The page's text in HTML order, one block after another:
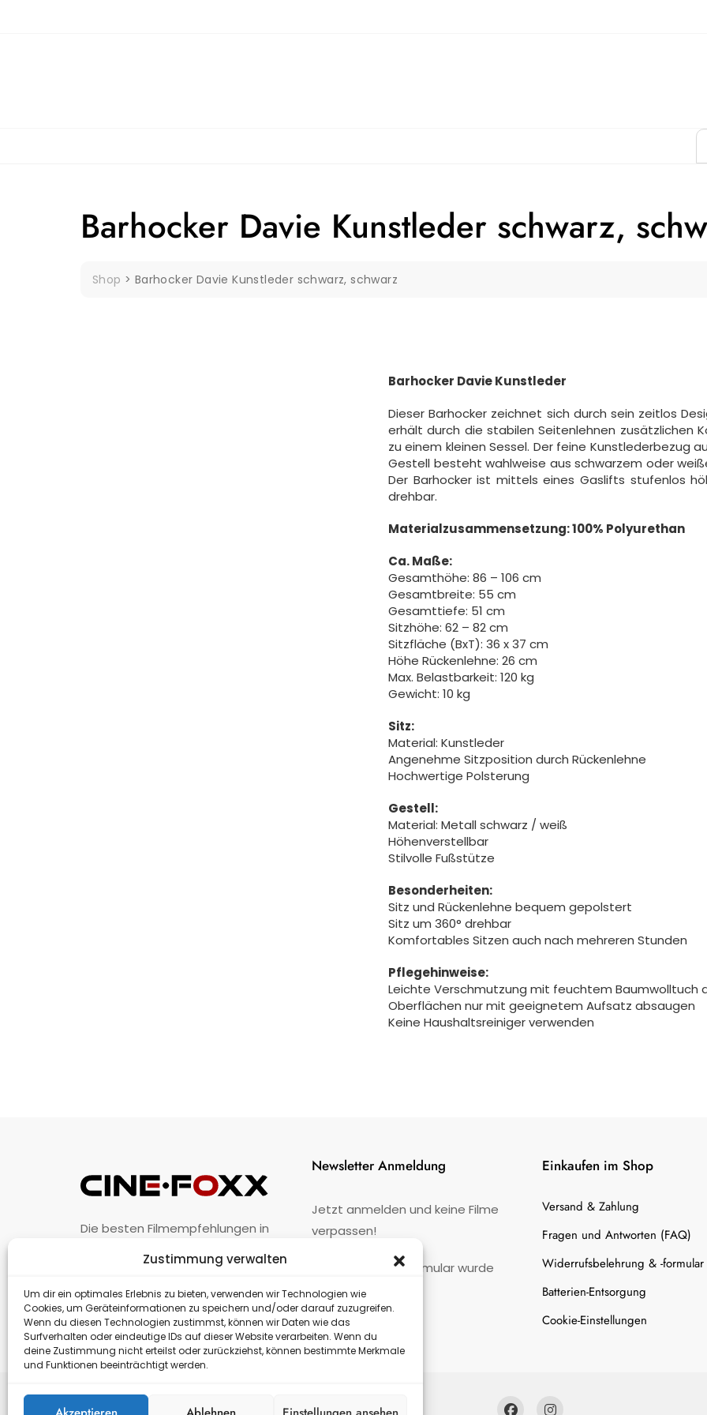
Zustimmung verwalten
Um dir ein optimales Erlebnis zu bieten, verwenden wir Technologien wie
Cookies, um Geräteinformationen zu speichern und/oder darauf zuzugreifen.
Wenn du diesen Technologien zustimmst, können wir Daten wie das
Surfverhalten oder eindeutige IDs auf dieser Website verarbeiten. Wenn du
deine Zustimmung nicht erteilst oder zurückziehst, können bestimmte Merkmale
und Funktionen beeinträchtigt werden.
Barhocker Davie Kunstleder schwarz,
Shop > Barhocker Davie Kunstleder schwarz, schwarz
Barhocker Davie Kunstleder
Dieser Barhocker zeichnet sich durch sein zeitlos
erhält durch die stabilen Seitenlehnen zusätzlichen
zu einem kleinen Sessel. Der feine Kunstlederbezug
Gestell besteht wahlweise aus schwarzem oder
Der Barhocker ist mittels eines Gaslifts stufenlos
drehbar.
Materialzusammensetzung: 100% Polyurethan
Ca. Maße:
Gesamthöhe: 86 – 106 cm
Gesamtbreite: 55 cm
Gesamttiefe: 51 cm
Sitzhöhe: 62 – 82 cm
Sitzfläche (BxT): 36 x 37 cm
Höhe Rückenlehne: 26 cm
Max. Belastbarkeit: 120 kg
Gewicht: 10 kg
Sitz:
Material: Kunstleder
Angenehme Sitzposition durch Rückenlehne
Hochwertige Polsterung
Gestell:
Material: Metall schwarz / weiß
Höhenverstellbar
Stilvolle Fußstütze
Besonderheiten:
Sitz und Rückenlehne bequem gepolstert
Sitz um 360° drehbar
Komfortables Sitzen auch nach mehreren Stunden
Pflegehinweise:
Leichte Verschmutzung mit feuchtem Baumwolltuch
Oberflächen nur mit geeignetem Aufsatz absaugen
Keine Haushaltsreiniger verwenden
Die besten Filmempfehlungen in
Unternehmen · Impressum · Kontakt
Newsletter Anmeldung
Jetzt anmelden und keine Filme
verpassen!
Kontaktformular wurde
nicht gefunden.
Einkaufen im Shop
Versand & Zahlung
Fragen und Antworten (FAQ)
Widerrufsbelehrung & -formular
Batterien-Entsorgung
Cookie-Einstellungen